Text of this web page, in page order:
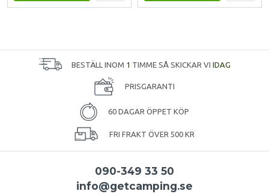
BESTÄLL INOM 1 TIMME SÅ SKICKAR VI IDAG
PRISGARANTI
60 DAGAR ÖPPET KÖP
FRI FRAKT ÖVER 500 KR
090-349 33 50
info@getcamping.se